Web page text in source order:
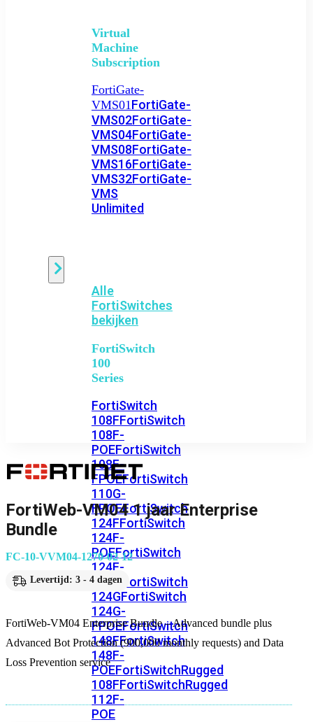
Virtual
Machine
Subscription
FortiGate-
VMS01FortiGate-
VMS02FortiGate-
VMS04FortiGate-
VMS08FortiGate-
VMS16FortiGate-
VMS32FortiGate-
VMS
Unlimited
Alle
FortiSwitches
bekijken
FortiSwitch
100
Series
FortiSwitch
108FFortiSwitch
108F-
POEFortiSwitch
108F-
FPOEFortiSwitch
110G-
FPOEFortiSwitch
124FFortiSwitch
124F-
POEFortiSwitch
124F-
FPOE FortiSwitch
124GFortiSwitch
124G-
FPOEFortiSwitch
148FFortiSwitch
148F-
POEFortiSwitchRugged
108FFortiSwitchRugged
112F-
POE
FortiWeb-VM04 1 jaar Enterprise
Bundle
FC-10-VVM04-1270-02-12
Levertijd: 3 - 4 dagen
FortiWeb-VM04 Enterprise Bundle – Advanced bundle plus
Advanced Bot Protection (900,000 monthly requests) and Data
Loss Prevention service